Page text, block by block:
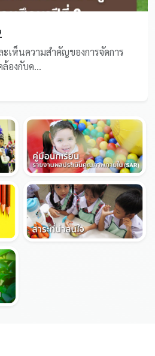
เห็นความสำคัญของการจัดการ
องกับค...